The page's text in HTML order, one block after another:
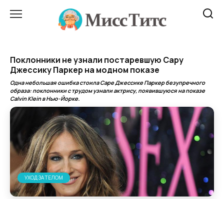
Поклонники не узнали постаревшую Сару
Джессику Паркер на модном показе
Одна небольшая ошибка стоила Саре Джессике Паркер безупречного
образа: поклонники с трудом узнали актрису, появившуюся на показе
Calvin Klein в Нью-Йорке.
УХОД ЗА ТЕЛОМ